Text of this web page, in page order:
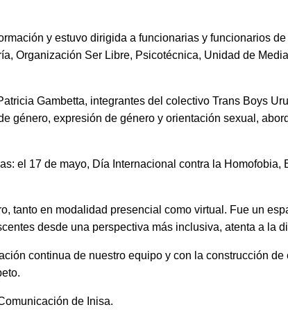
y estuvo dirigida a funcionarias y funcionarios
Organización Ser Libre, Psicotécnica, Unidad de
Gambetta, integrantes del colectivo Trans Boys
género, expresión de género y orientación sexual,
el 17 de mayo, Día Internacional contra la Homofobia,
tanto en modalidad presencial como virtual. Fue un
desde una perspectiva más inclusiva, atenta a la
continua de nuestro equipo y con la construcción
de Inisa.